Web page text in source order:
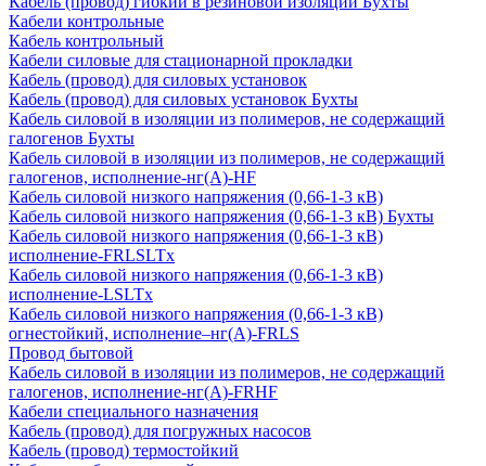
Кабели контрольные
Кабель контрольный
Кабели силовые для стационарной прокладки
Кабель (провод) для силовых установок
Кабель (провод) для силовых установок Бухты
Кабель силовой в изоляции из полимеров, не содержащий
галогенов Бухты
Кабель силовой в изоляции из полимеров, не содержащий
галогенов, исполнение-нг(А)-HF
Кабель силовой низкого напряжения (0,66-1-3 кВ)
Кабель силовой низкого напряжения (0,66-1-3 кВ) Бухты
Кабель силовой низкого напряжения (0,66-1-3 кВ)
исполнение-FRLSLTx
Кабель силовой низкого напряжения (0,66-1-3 кВ)
исполнение-LSLTx
Кабель силовой низкого напряжения (0,66-1-3 кВ)
огнестойкий, исполнение–нг(А)-FRLS
Провод бытовой
Кабель силовой в изоляции из полимеров, не содержащий
галогенов, исполнение-нг(А)-FRHF
Кабели специального назначения
Кабель (провод) для погружных насосов
Кабель (провод) термостойкий